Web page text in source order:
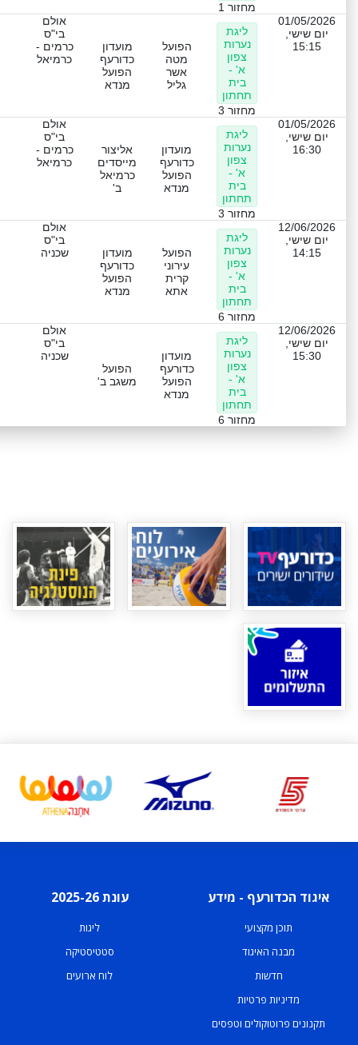
מחזור 1
01/05/2026
יום שישי,
15:15
ליגת
נערות
צפון
א' -
בית
תחתון
מחזור 3
הפועל
מטה
אשר
גליל
מועדון
כדורעף
הפועל
מנדא
אולם
בי"ס
כרמים -
כרמיאל
01/05/2026
יום שישי,
16:30
ליגת
נערות
צפון
א' -
בית
תחתון
מחזור 3
מועדון
כדורעף
הפועל
מנדא
אליצור
מייסדים
כרמיאל
ב'
אולם
בי"ס
כרמים -
כרמיאל
12/06/2026
יום שישי,
14:15
ליגת
נערות
צפון
א' -
בית
תחתון
מחזור 6
הפועל
עירוני
קרית
אתא
מועדון
כדורעף
הפועל
מנדא
אולם
בי"ס
שכניה
12/06/2026
יום שישי,
15:30
ליגת
נערות
צפון
א' -
בית
תחתון
מחזור 6
מועדון
כדורעף
הפועל
מנדא
הפועל
משגב ב'
אולם
בי"ס
שכניה
איגוד הכדורעף - מידע
תוכן מקצועי
מבנה האיגוד
חדשות
מדיניות פרטיות
תקנונים פרוטוקולים וטפסים
עונת 2025-26
ליגות
סטטיסטיקה
לוח ארועים